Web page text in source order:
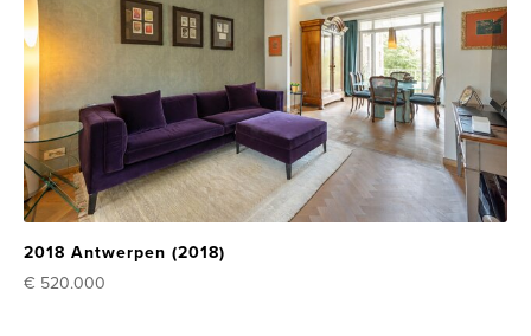
2018 Antwerpen (2018)
€ 520.000